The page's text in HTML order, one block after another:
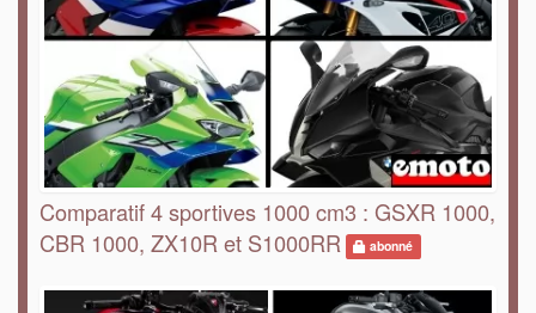
Comparatif 4 sportives 1000 cm3 : GSXR 1000,
CBR 1000, ZX10R et S1000RR
abonné